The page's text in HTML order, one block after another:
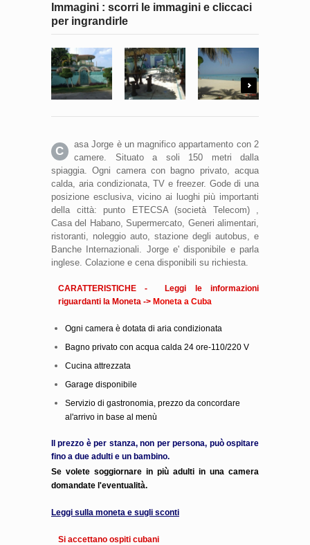
Immagini : scorri le immagini e cliccaci
per ingrandirle
Next
C
asa Jorge è un magnifico appartamento con 2
camere. Situato a soli 150 metri dalla
spiaggia. Ogni camera con bagno privato, acqua
calda, aria condizionata, TV e freezer. Gode ​​di una
posizione esclusiva, vicino ai luoghi più importanti
della città: punto ETECSA (società Telecom) ,
Casa del Habano, Supermercato, Generi alimentari,
ristoranti, noleggio auto, stazione degli autobus, e
Banche Internazionali. Jorge e' disponibile e parla
inglese. Colazione e cena disponibili su richiesta.
CARATTERISTICHE - Leggi le informazioni
riguardanti la Moneta -> Moneta a Cuba
Ogni camera è dotata di aria condizionata
Bagno privato con acqua calda 24 ore-110/220 V
Cucina attrezzata
Garage disponibile
Servizio di gastronomia, prezzo da concordare
al'arrivo in base al menù
Il prezzo è per stanza, non per persona, può ospitare
fino a due adulti e un bambino.
Se volete soggiornare in più adulti in una camera
domandate l'eventualità.
Leggi sulla moneta e sugli sconti
Si accettano ospiti cubani